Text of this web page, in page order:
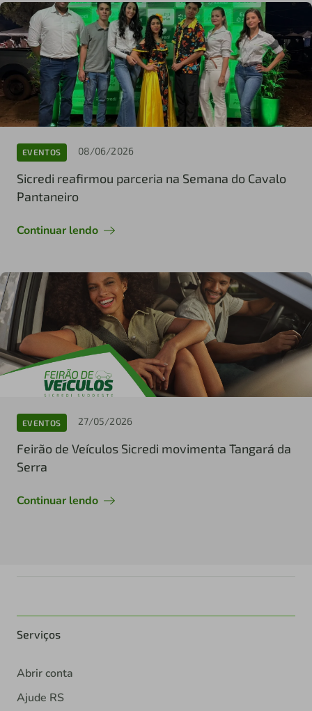
EVENTOS 08/06/2026
Sicredi reafirmou parceria na Semana do Cavalo
Pantaneiro
Continuar lendo
EVENTOS 27/05/2026
Feirão de Veículos Sicredi movimenta Tangará da
Serra
Continuar lendo
Serviços
Abrir conta
Ajude RS